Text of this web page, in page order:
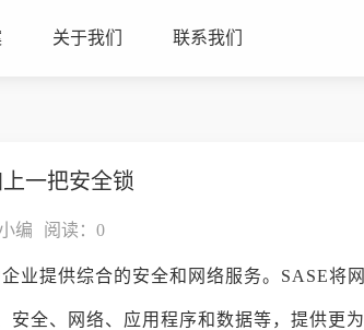
关于我们 联系我们
一把安全锁
编 阅读： 0
业提供综合的安全和网络服务。SASE将网
全、网络、应用程序和数据等，提供更为